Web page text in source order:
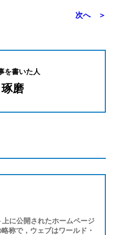
次へ ＞
を書いた人
磨
に公開されたホームページ
称で，ウェブはワールド・